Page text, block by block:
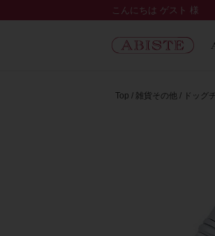
こんにちは ゲスト 様
Top 雑貨その他 ドッグ